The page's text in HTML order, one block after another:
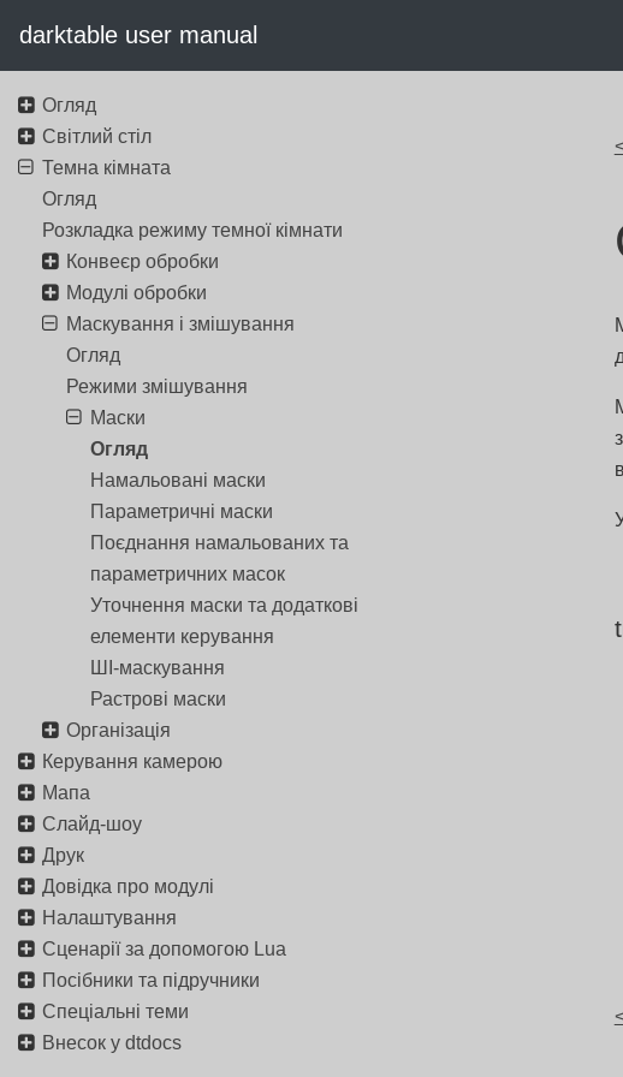
darktable user manual
Огляд
Світлий стіл
Темна кімната
Огляд
Розкладка режиму темної кімнати
Конвеєр обробки
Модулі обробки
Маскування і змішування
Огляд
Режими змішування
Маски
Огляд
Намальовані маски
Параметричні маски
Поєднання намальованих та
параметричних масок
Уточнення маски та додаткові
елементи керування
ШІ-маскування
Растрові маски
Організація
Керування камерою
Мапа
Слайд-шоу
Друк
Довідка про модулі
Налаштування
Сценарії за допомогою Lua
Посібники та підручники
Спеціальні теми
Внесок у dtdocs